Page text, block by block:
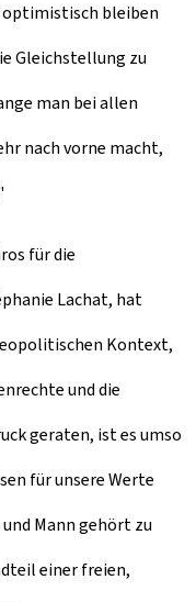
optimistisch bleiben
Gleichstellung zu
man bei allen
nach vorne macht,
für die
Lachat, hat
Kontext,
und die
geraten, ist es umso
für unsere Werte
Mann gehört zu
einer freien,